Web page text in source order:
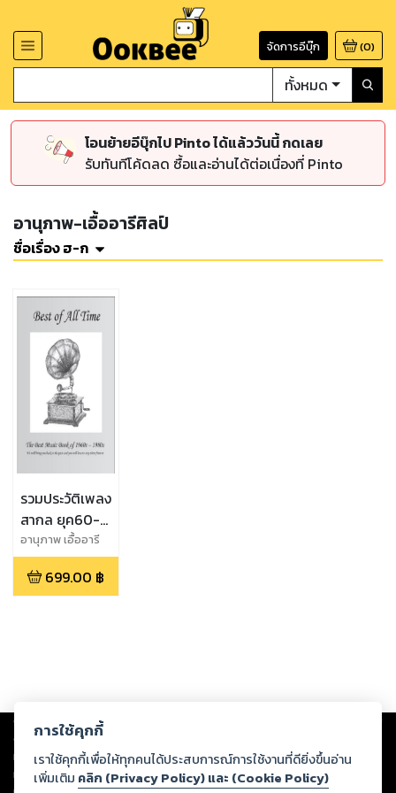
จัดการอีบุ๊ก (0)
ทั้งหมด
โอนย้ายอีบุ๊กไป Pinto ได้แล้ววันนี้ กดเลย
รับทันทีโค้ดลด ซื้อและอ่านได้ต่อเนื่องที่ Pinto
อานุภาพ-เอื้ออารีศิลป์
ชื่อเรื่อง ฮ-ก
รวมประวัติเพลง
สากล ยุค60-
80 เล่ม1 Best
of All Time
อานุภาพ เอื้ออารี
ศิลป์
699.00 ฿
Copyright © 2026
ต่อผลงานหรือเนื้อหาใดที่อัปโหลดผ่านเว็บไซต์และปรากฏว่าละเมิดสิทธิใน
ทรัพย์สินทางปัญญาของบุคคลอื่นหรือขัดต่อกฎหมายและศีลธรรม ดังนั้น ผู้อ่าน
ทุกท่านโปรดใช้วิจารณญาณในการกลั่นกรองด้วยตนเอง และหากท่านพบว่าส่วน
การใช้คุกกี้
เราใช้คุกกี้เพื่อให้ทุกคนได้ประสบการณ์การใช้งานที่ดียิ่งขึ้นอ่าน
เพิ่มเติม คลิก (Privacy Policy) และ (Cookie Policy)